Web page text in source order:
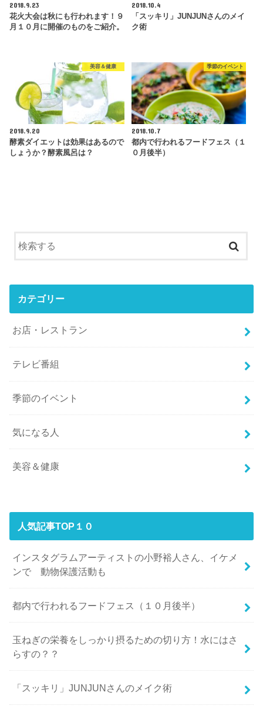
2018.9.23
花火大会は秋にも行われます！９
月１０月に開催のものをご紹介。
2018.10.4
「スッキリ」JUNJUNさんのメイ
ク術
美容＆健康
2018.9.20
酵素ダイエットは効果はあるので
しょうか？酵素風呂は？
季節のイベント
2018.10.7
都内で行われるフードフェス（１
０月後半）
カテゴリー
お店・レストラン
テレビ番組
季節のイベント
気になる人
美容＆健康
人気記事TOP１０
インスタグラムアーティストの小野裕人さん、イケメ
ンで 動物保護活動も
都内で行われるフードフェス（１０月後半）
玉ねぎの栄養をしっかり摂るための切り方！水にはさ
らすの？？
「スッキリ」JUNJUNさんのメイク術